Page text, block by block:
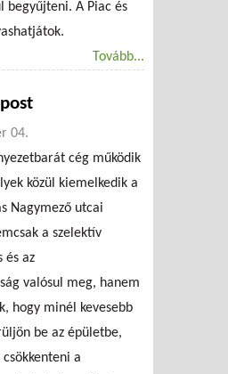
begyűjteni. A Piac és
Tovább...
04.
cég működik
közül kiemelkedik a
Nagymező utcai
a szelektív
és az
valósul meg, hanem
hogy minél kevesebb
be az épületbe,
a